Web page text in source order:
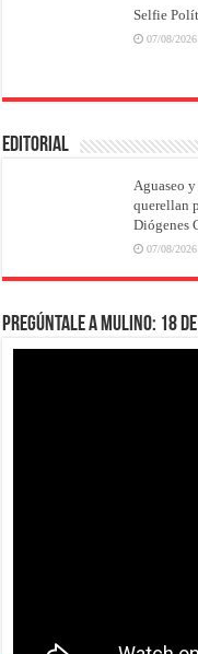
Selfie
07/08/2026
EDITORIAL
Aguaseo
querellan
Diógenes
07/08/2026
Pregúntale a Mulino: 18